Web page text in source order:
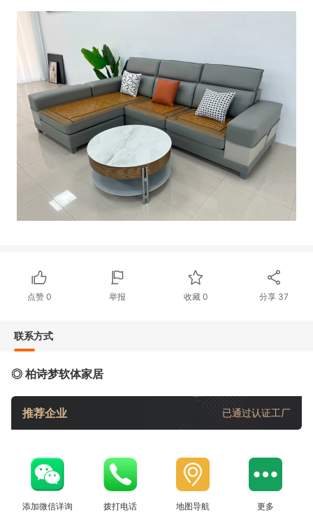
点赞 0 举报 收藏 0 分享 37
联系方式
◎ 柏诗梦软体家居
推荐企业 已通过认证工厂
添加微信详询 拨打电话 地图导航 更多